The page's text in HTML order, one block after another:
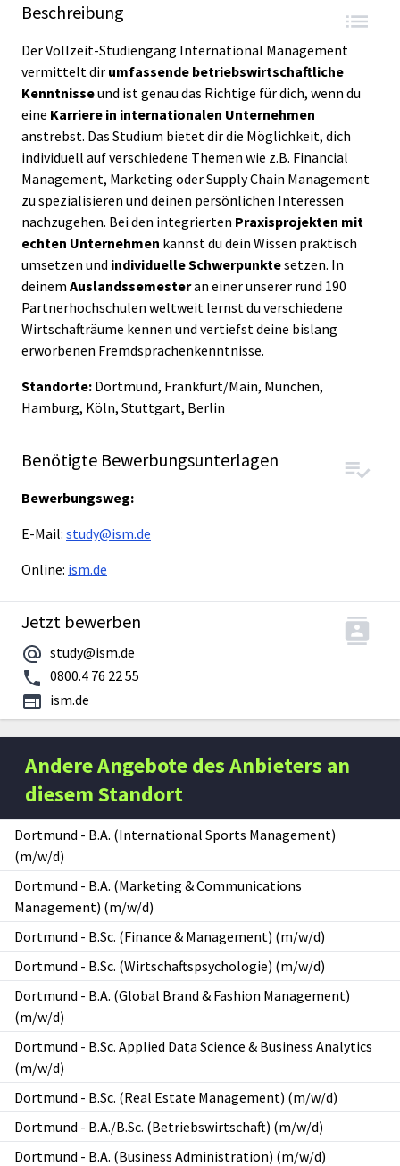
Beschreibung
Der Vollzeit-Studiengang International Management
vermittelt dir umfassende betriebswirtschaftliche
Kenntnisseund ist genau das Richtige für dich, wenn du
eine Karriere in internationalen Unternehmen
anstrebst. Das Studium bietet dir die Möglichkeit, dich
individuell auf verschiedene Themen wie z.B. Financial
Management, Marketing oder Supply Chain Management
zu spezialisieren und deinen persönlichen Interessen
nachzugehen. Bei den integrierten Praxisprojekten mit
echten Unternehmen kannst du dein Wissen praktisch
umsetzen und individuelle Schwerpunktesetzen. In
deinem Auslandssemesteran einer unserer rund 190
Partnerhochschulen weltweit lernst du verschiedene
Wirtschafträume kennen und vertiefst deine bislang
erworbenen Fremdsprachenkenntnisse.
Standorte: Dortmund, Frankfurt/Main, München,
Hamburg, Köln, Stuttgart, Berlin
Benötigte Bewerbungsunterlagen
Bewerbungsweg:
E-Mail: study@ism.de
Online: ism.de
Jetzt bewerben
study@ism.de
0800.4 76 22 55
ism.de
Andere Angebote des Anbieters an
diesem Standort
Dortmund - B.A. (International Sports Management)
(m/w/d)
Dortmund - B.A. (Marketing & Communications
Management) (m/w/d)
Dortmund - B.Sc. (Finance & Management) (m/w/d)
Dortmund - B.Sc. (Wirtschaftspsychologie) (m/w/d)
Dortmund - B.A. (Global Brand & Fashion Management)
(m/w/d)
Dortmund - B.Sc. Applied Data Science & Business Analytics
(m/w/d)
Dortmund - B.Sc. (Real Estate Management) (m/w/d)
Dortmund - B.A./B.Sc. (Betriebswirtschaft) (m/w/d)
Dortmund - B.A. (Business Administration) (m/w/d)